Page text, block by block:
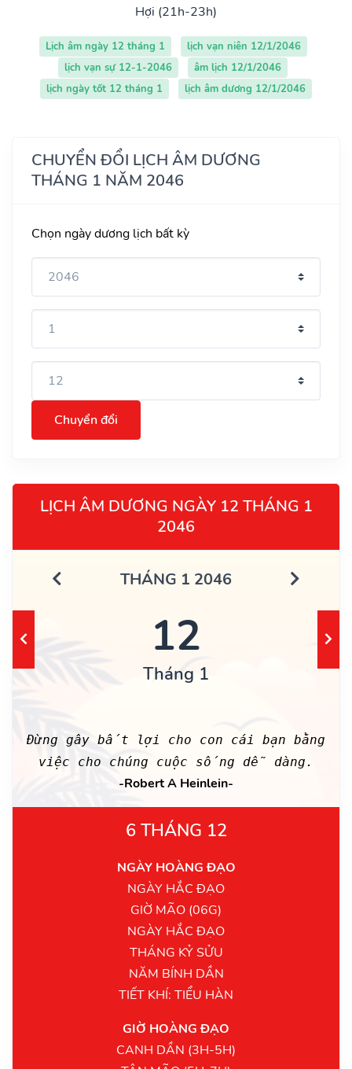
Hợi (21h-23h)
Lịch âm ngày 12 tháng 1
lịch vạn niên 12/1/2046
lịch vạn sự 12-1-2046
âm lịch 12/1/2046
lịch ngày tốt 12 tháng 1
lịch âm dương 12/1/2046
CHUYỂN ĐỔI LỊCH ÂM DƯƠNG
THÁNG 1 NĂM 2046
Chọn ngày dương lịch bất kỳ
Chuyển đổi
LỊCH ÂM DƯƠNG NGÀY 12 THÁNG 1
2046
THÁNG 1 2046
12
Tháng 1
Đừng gây bất lợi cho con cái bạn bằng
việc cho chúng cuộc sống dễ dàng.
-Robert A Heinlein-
6 THÁNG 12
NGÀY HOÀNG ĐẠO
NGÀY HẮC ĐẠO
GIỜ MÃO (06G)
NGÀY HẮC ĐẠO
THÁNG KỶ SỬU
NĂM BÍNH DẦN
TIẾT KHÍ: TIỂU HÀN
GIỜ HOÀNG ĐẠO
CANH DẦN (3H-5H)